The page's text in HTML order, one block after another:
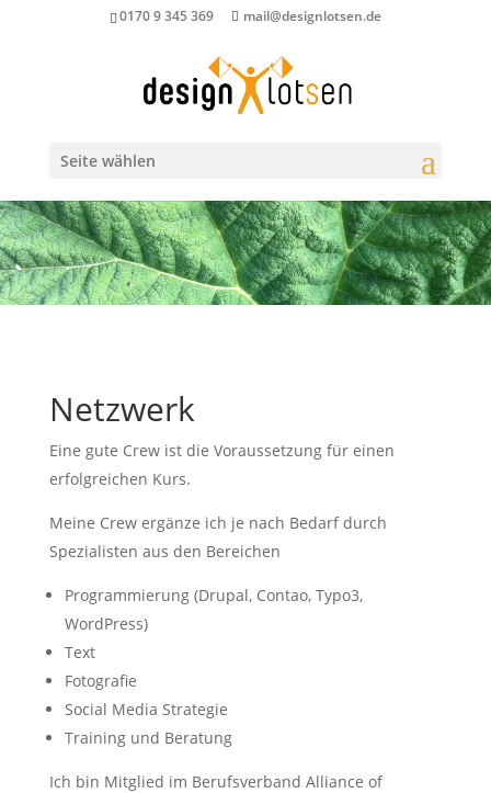
0170 9 345 369 mail@designlotsen.de
Seite wählen
Netzwerk
Eine gute Crew ist die Voraussetzung für einen
erfolgreichen Kurs.
Meine Crew ergänze ich je nach Bedarf durch
Spezialisten aus den Bereichen
Programmierung (Drupal, Contao, Typo3,
WordPress)
Text
Fotografie
Social Media Strategie
Training und Beratung
Ich bin Mitglied im Berufsverband Alliance of